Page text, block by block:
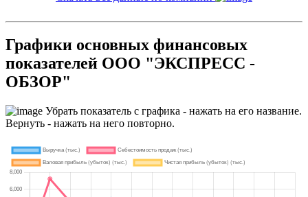
Графики основных финансовых
показателей ООО "ЭКСПРЕСС -
ОБЗОР"
Убрать показатель с графика - нажать на его название.
Вернуть - нажать на него повторно.